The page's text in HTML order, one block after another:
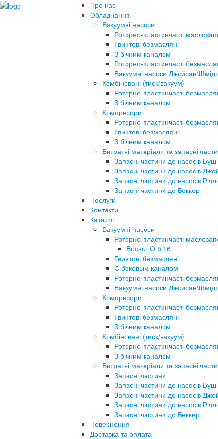
Про нас
Обладнання
Вакуумні насоси
Роторно-пластинчасті
Гвинтові безмасляні
З бічним каналом
Роторно-пластинчасті
Вакуумні насоси Джойсан\Шмідт
Комбіновані (тиск/вакуум)
Роторно-пластинчасті
З бічним каналом
Компресори
Роторно-пластинчасті
Гвинтові безмасляні
З бічним каналом
Витратні матеріали та запасні
Запасні частини до насосів Буш
Запасні частини до насосів
Запасні частини до насосів Річлі
Запасні частини до Беккер
Послуги
Контакти
Каталог
Вакуумні насоси
Роторно-пластинчасті
Becker O 5.16
Гвинтові безмасляні
С боковым каналом
Роторно-пластинчасті
Вакуумні насоси Джойсан\Шмідт
Компресори
Роторно-пластинчасті
Гвинтові безмасляні
З бічним каналом
Комбіновані (тиск/вакуум)
Роторно-пластинчасті
З бічним каналом
Витратні матеріали та запасні
Запасні частини
Запасні частини до насосів Буш
Запасні частини до насосів
Запасні частини до насосів Річлі
Запасні частини до Беккер
Повернення
Доставка та оплата